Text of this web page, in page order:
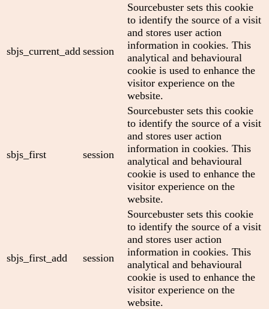
sbjs_current_add session
Sourcebuster sets this cookie
to identify the source of a visit
and stores user action
information in cookies. This
analytical and behavioural
cookie is used to enhance the
visitor experience on the
website.
sbjs_first session
Sourcebuster sets this cookie
to identify the source of a visit
and stores user action
information in cookies. This
analytical and behavioural
cookie is used to enhance the
visitor experience on the
website.
sbjs_first_add session
Sourcebuster sets this cookie
to identify the source of a visit
and stores user action
information in cookies. This
analytical and behavioural
cookie is used to enhance the
visitor experience on the
website.